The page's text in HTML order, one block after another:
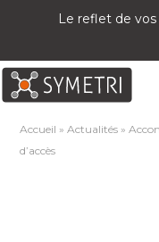
Le reflet de
Accueil »Actualités »
d’accès